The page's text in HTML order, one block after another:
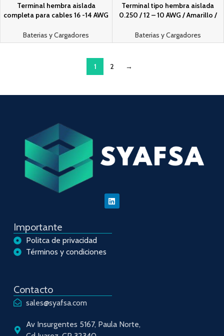
Terminal hembra aislada
completa para cables 16 -14 AWG
Baterias y Cargadores
Terminal tipo hembra aislada
0.250 / 12 – 10 AWG / Amarillo /
Paquete de 25 piezas.
Baterias y Cargadores
1 2 →
Importante
Politca de privacidad
Términos y condiciones
Contacto
sales@syafsa.com
Av Insurgentes 5167, Paula Norte,